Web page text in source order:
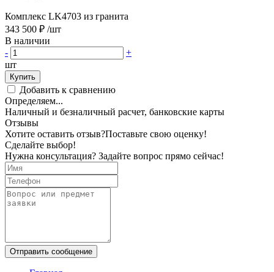
Комплекс LK4703 из гранита
343 500 ₽ /шт
В наличии
-
+
шт
Купить
Добавить к сравнению
Определяем...
Наличный и безналичный расчет, банковские карты
Отзывы
Хотите оставить отзыв?Поставьте свою оценку!
Сделайте выбор!
Нужна консультация? Задайте вопрос прямо сейчас!
Отправить сообщение